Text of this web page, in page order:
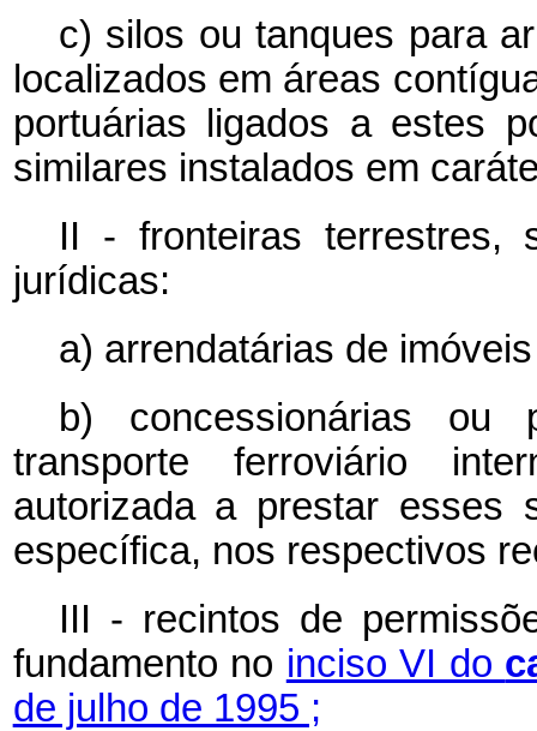
c) silos ou tanques para
localizados em áreas
portuárias ligados a estes
similares instalados em
II - fronteiras terrestres,
jurídicas:
a) arrendatárias de
b) concessionárias ou
transporte ferroviário
autorizada a prestar esses
específica, nos respectivos
III - recintos de
fundamento no inciso VI do
de julho de 1995 ;